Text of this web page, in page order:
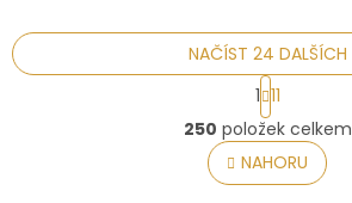
O
v
l
á
NAČÍST 24 DALŠÍCH
S
t
r
á
n
k
1 11
250 položek celkem
NAHORU